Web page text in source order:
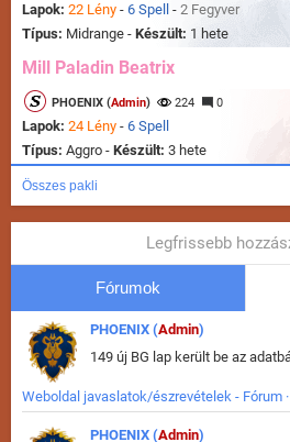
Lapok: 22 Lény - 6 Spell - 2 Fegyver
Típus: Midrange - Készült: 1 hete
Mill Paladin Beatrix
PHOENIX (Admin) 224 0
Lapok: 24 Lény - 6 Spell
Típus: Aggro - Készült: 3 hete
Összes pakli
Legfrissebb
Fórumok
PHOENIX (Admin)
Weboldal javaslatok/észrevételek - Fórum
PHOENIX (Admin)